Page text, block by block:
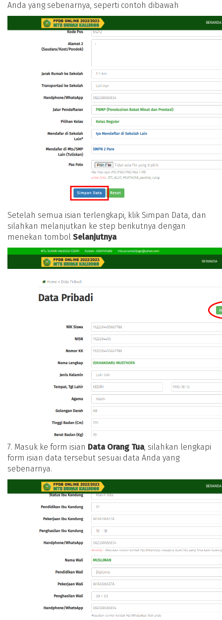
Anda yang sebenarnya, seperti contoh dibawah
Setelah semua isian terlengkapi, klik Simpan Data, dan
silahkan melanjutkan ke step berikutnya dengan
menekan tombol Selanjutnya
7. Masuk ke form isian Data Orang Tua, silahkan lengkapi
form isian data tersebut sesuai data Anda yang
sebenarnya.